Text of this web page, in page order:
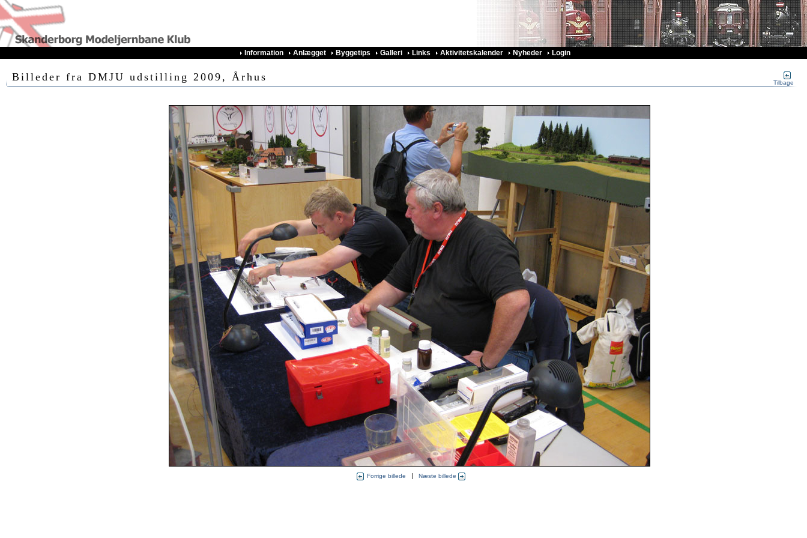
Information Anlægget Byggetips Galleri Links Aktivitetskalender Nyheder Login
Billeder fra DMJU udstilling 2009, Århus Tilbage
Forrige billede | Næste billede